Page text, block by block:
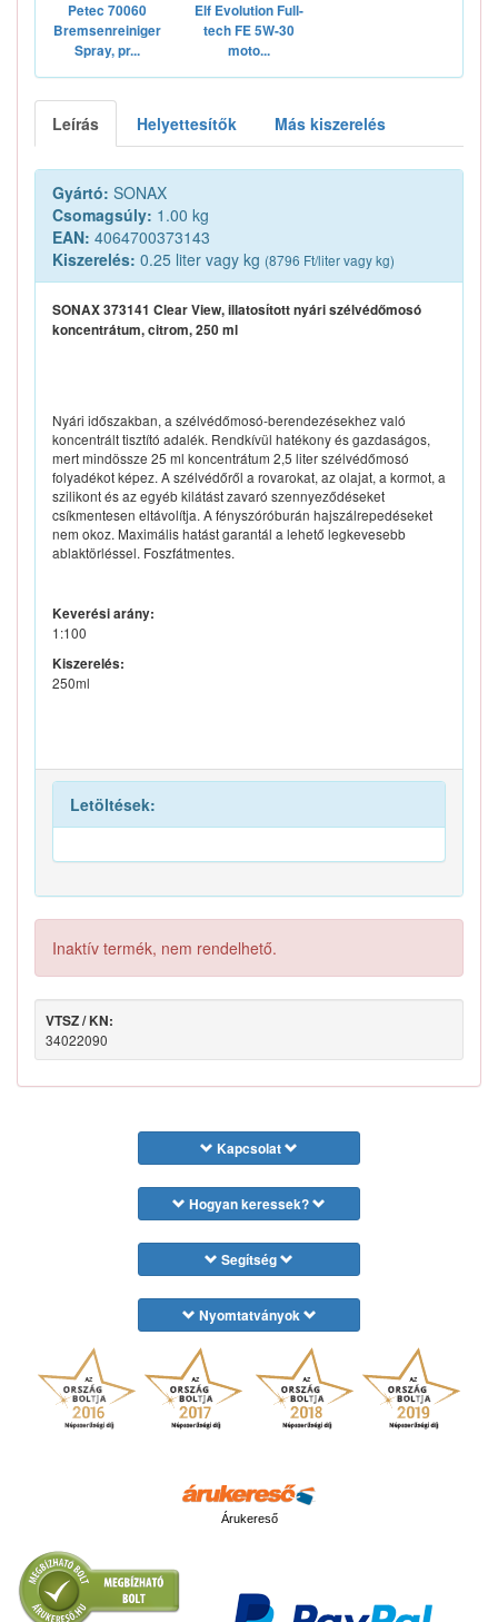
Petec 70060
Bremsenreiniger
Spray, pr...
Elf Evolution Full-
tech FE 5W-30
moto...
Leírás Helyettesítők Más kiszerelés
Gyártó: SONAX
Csomagsúly: 1.00 kg
EAN: 4064700373143
Kiszerelés: 0.25 liter vagy kg (8796 Ft/liter vagy kg)
SONAX 373141 Clear View, illatosított nyári szélvédőmosó
koncentrátum, citrom, 250 ml
Nyári időszakban, a szélvédőmosó-berendezésekhez való
koncentrált tisztító adalék. Rendkívül hatékony és gazdaságos,
mert mindössze 25 ml koncentrátum 2,5 liter szélvédőmosó
folyadékot képez. A szélvédőről a rovarokat, az olajat, a kormot, a
szilikont és az egyéb kilátást zavaró szennyeződéseket
csíkmentesen eltávolítja. A fényszóróburán hajszálrepedéseket
nem okoz. Maximális hatást garantál a lehető legkevesebb
ablaktörléssel. Foszfátmentes.
Keverési arány:
1:100
Kiszerelés:
250ml
Letöltések:
Inaktív termék, nem rendelhető.
VTSZ / KN:
34022090
Kapcsolat
Hogyan keressek?
Segítség
Nyomtatványok
Árukereső